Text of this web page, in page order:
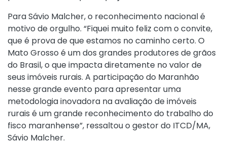
Para Sávio Malcher, o reconhecimento nacional é
motivo de orgulho. “Fiquei muito feliz com o convite,
que é prova de que estamos no caminho certo. O
Mato Grosso é um dos grandes produtores de grãos
do Brasil, o que impacta diretamente no valor de
seus imóveis rurais. A participação do Maranhão
nesse grande evento para apresentar uma
metodologia inovadora na avaliação de imóveis
rurais é um grande reconhecimento do trabalho do
fisco maranhense”, ressaltou o gestor do ITCD/MA,
Sávio Malcher.